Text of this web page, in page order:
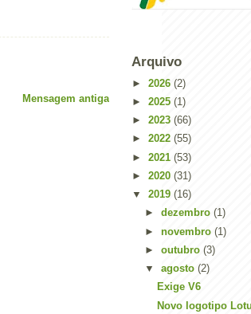
Mensagem antiga
Arquivo
► 2026 (2)
► 2025 (1)
► 2023 (66)
► 2022 (55)
► 2021 (53)
► 2020 (31)
▼ 2019 (16)
► dezembro (1)
► novembro (1)
► outubro (3)
▼ agosto (2)
Exige V6
Novo logotipo